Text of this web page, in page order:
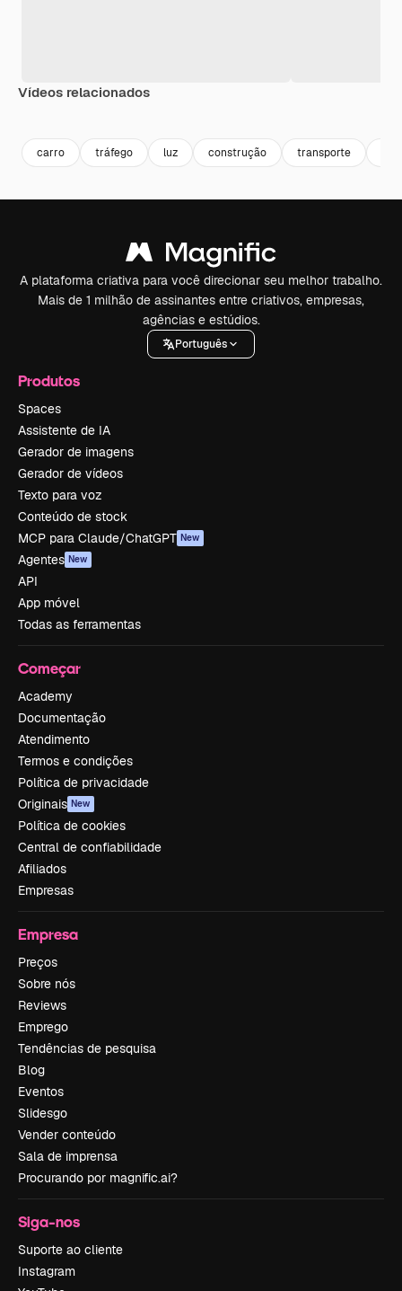
Vídeos relacionados
carro tráfego luz construção transporte
A plataforma criativa para você direcionar seu melhor trabalho.
Mais de 1 milhão de assinantes entre criativos, empresas,
agências e estúdios.
Português
Produtos
Spaces
Assistente de IA
Gerador de imagens
Gerador de vídeos
Texto para voz
Conteúdo de stock
MCP para Claude/ChatGPT New
Agentes New
API
App móvel
Todas as ferramentas
Começar
Academy
Documentação
Atendimento
Termos e condições
Política de privacidade
Originais New
Política de cookies
Central de confiabilidade
Afiliados
Empresas
Empresa
Preços
Sobre nós
Reviews
Emprego
Tendências de pesquisa
Blog
Eventos
Slidesgo
Vender conteúdo
Sala de imprensa
Procurando por magnific.ai?
Siga-nos
Suporte ao cliente
Instagram